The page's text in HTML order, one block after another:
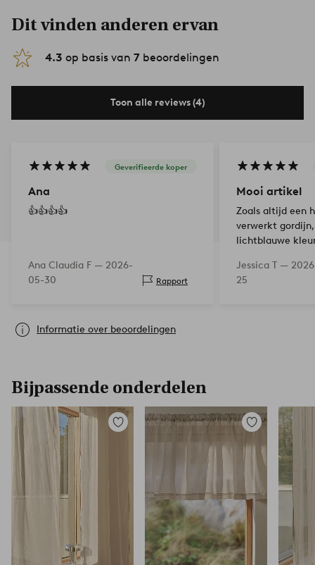
Dit vinden anderen ervan
4.3 op basis van 7 beoordelingen
Toon alle reviews (4)
Geverifieerde koper
Ana
👍👍👍👍
Ana Claudia F — 2026-
05-30
Rapport
Mooi artikel
Zoals altijd een
verwerkt
lichtblauwe
Jessica T —
25
Informatie over beoordelingen
Bijpassende onderdelen
Toevoegen
Toevoegen
favorieten